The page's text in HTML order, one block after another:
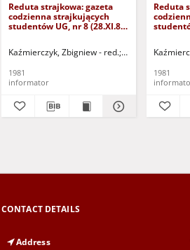
Reduta strajkowa: gazeta
codzienna strajkujących
studentów UG, nr 8 (28.XI.81
Kaźmierczyk, Zbigniew - red. Zalesiński,
1981
informator
Reduta
1981
CONTACT DETAILS
Address